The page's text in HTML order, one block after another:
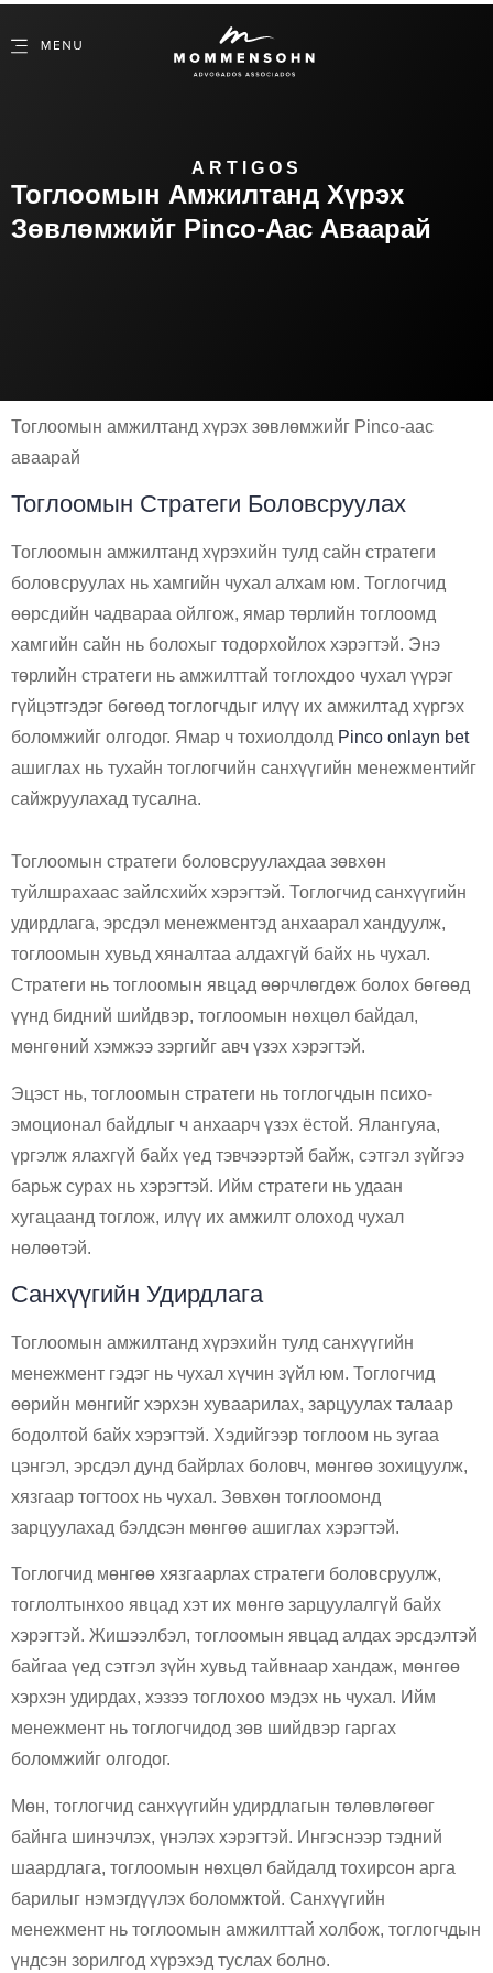
ARTIGOS
Тоглоомын Амжилтанд Хүрэх
Зөвлөмжийг Pinco-Аас Аваарай
Тоглоомын амжилтанд хүрэх зөвлөмжийг Pinco-аас
аваарай
Тоглоомын Стратеги Боловсруулах
Тоглоомын амжилтанд хүрэхийн тулд сайн стратеги
боловсруулах нь хамгийн чухал алхам юм. Тоглогчид
өөрсдийн чадвараа ойлгож, ямар төрлийн тоглоомд
хамгийн сайн нь болохыг тодорхойлох хэрэгтэй. Энэ
төрлийн стратеги нь амжилттай тоглохдоо чухал үүрэг
гүйцэтгэдэг бөгөөд тоглогчдыг илүү их амжилтад хүргэх
боломжийг олгодог. Ямар ч тохиолдолд Pinco onlayn bet
ашиглах нь тухайн тоглогчийн санхүүгийн менежментийг
сайжруулахад тусална.
Тоглоомын стратеги боловсруулахдаа зөвхөн
туйлшрахаас зайлсхийх хэрэгтэй. Тоглогчид санхүүгийн
удирдлага, эрсдэл менежментэд анхаарал хандуулж,
тоглоомын хувьд хяналтаа алдахгүй байх нь чухал.
Стратеги нь тоглоомын явцад өөрчлөгдөж болох бөгөөд
үүнд бидний шийдвэр, тоглоомын нөхцөл байдал,
мөнгөний хэмжээ зэргийг авч үзэх хэрэгтэй.
Эцэст нь, тоглоомын стратеги нь тоглогчдын психо-
эмоционал байдлыг ч анхаарч үзэх ёстой. Ялангуяа,
үргэлж ялахгүй байх үед тэвчээртэй байж, сэтгэл зүйгээ
барьж сурах нь хэрэгтэй. Ийм стратеги нь удаан
хугацаанд тоглож, илүү их амжилт олоход чухал
нөлөөтэй.
Санхүүгийн Удирдлага
Тоглоомын амжилтанд хүрэхийн тулд санхүүгийн
менежмент гэдэг нь чухал хүчин зүйл юм. Тоглогчид
өөрийн мөнгийг хэрхэн хуваарилах, зарцуулах талаар
бодолтой байх хэрэгтэй. Хэдийгээр тоглоом нь зугаа
цэнгэл, эрсдэл дунд байрлах боловч, мөнгөө зохицуулж,
хязгаар тогтоох нь чухал. Зөвхөн тоглоомонд
зарцуулахад бэлдсэн мөнгөө ашиглах хэрэгтэй.
Тоглогчид мөнгөө хязгаарлах стратеги боловсруулж,
тоглолтынхоо явцад хэт их мөнгө зарцуулалгүй байх
хэрэгтэй. Жишээлбэл, тоглоомын явцад алдах эрсдэлтэй
байгаа үед сэтгэл зүйн хувьд тайвнаар хандаж, мөнгөө
хэрхэн удирдах, хэзээ тоглохоо мэдэх нь чухал. Ийм
менежмент нь тоглогчидод зөв шийдвэр гаргах
боломжийг олгодог.
Мөн, тоглогчид санхүүгийн удирдлагын төлөвлөгөөг
байнга шинэчлэх, үнэлэх хэрэгтэй. Ингэснээр тэдний
шаардлага, тоглоомын нөхцөл байдалд тохирсон арга
барилыг нэмэгдүүлэх боломжтой. Санхүүгийн
менежмент нь тоглоомын амжилттай холбож, тоглогчдын
үндсэн зорилгод хүрэхэд туслах болно.